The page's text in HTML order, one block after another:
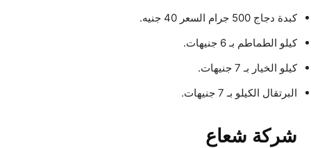
كبدة دجاج 500 جرام السعر 40 جنيه.
كيلو الطماطم بـ 6 جنيهات.
كيلو الخيار بـ 7 جنيهات.
البرتقال الكيلو بـ 7 جنيهات.
شركة شعاع